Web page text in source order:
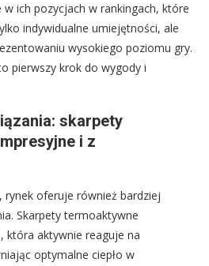
ich pozycjach w rankingach, które
indywidualne umiejętności, ale
wysokiego poziomu gry.
pierwszy krok do wygody i
skarpety
i z
rynek oferuje również bardziej
Skarpety termoaktywne
która aktywnie reaguje na
optymalne ciepło w